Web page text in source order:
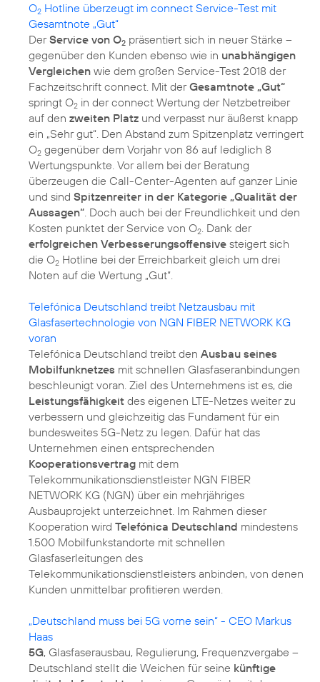
O2 Hotline überzeugt im connect Service-Test mit
Gesamtnote „Gut“
DerService von O2 präsentiert sich in neuer Stärke –
gegenüber den Kunden ebenso wie in unabhängigen
Vergleichen wie dem großen Service-Test 2018 der
Fachzeitschrift connect. Mit derGesamtnote „Gut“
springt O2 in der connect Wertung der Netzbetreiber
auf den zweiten Platz und verpasst nur äußerst knapp
ein „Sehr gut“. Den Abstand zum Spitzenplatz verringert
O2 gegenüber dem Vorjahr von 86 auf lediglich 8
Wertungspunkte. Vor allem bei der Beratung
überzeugen die Call-Center-Agenten auf ganzer Linie
und sind Spitzenreiter in der Kategorie „Qualität der
Aussagen“. Doch auch bei der Freundlichkeit und den
Kosten punktet der Service von O2. Dank der
erfolgreichen Verbesserungsoffensive steigert sich
die O2 Hotline bei der Erreichbarkeit gleich um drei
Noten auf die Wertung „Gut“.
Telefónica Deutschland treibt Netzausbau mit
Glasfasertechnologie von NGN FIBER NETWORK KG
voran
Telefónica Deutschland treibt den Ausbau seines
Mobilfunknetzes mit schnellen Glasfaseranbindungen
beschleunigt voran. Ziel des Unternehmens ist es, die
Leistungsfähigkeit des eigenen LTE-Netzes weiter zu
verbessern und gleichzeitig das Fundament für ein
bundesweites 5G-Netz zu legen. Dafür hat das
Unternehmen einen entsprechenden
Kooperationsvertrag mit dem
Telekommunikationsdienstleister NGN FIBER
NETWORK KG (NGN) über ein mehrjähriges
Ausbauprojekt unterzeichnet. Im Rahmen dieser
Kooperation wird Telefónica Deutschland mindestens
1.500 Mobilfunkstandorte mit schnellen
Glasfaserleitungen des
Telekommunikationsdienstleisters anbinden, von denen
Kunden unmittelbar profitieren werden.
„Deutschland muss bei 5G vorne sein“ - CEO Markus
Haas
5G, Glasfaserausbau, Regulierung, Frequenzvergabe –
Deutschland stellt die Weichen für seine künftige